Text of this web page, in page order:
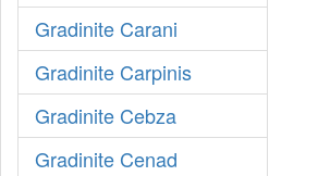
Gradinite Carani
Gradinite Carpinis
Gradinite Cebza
Gradinite Cenad